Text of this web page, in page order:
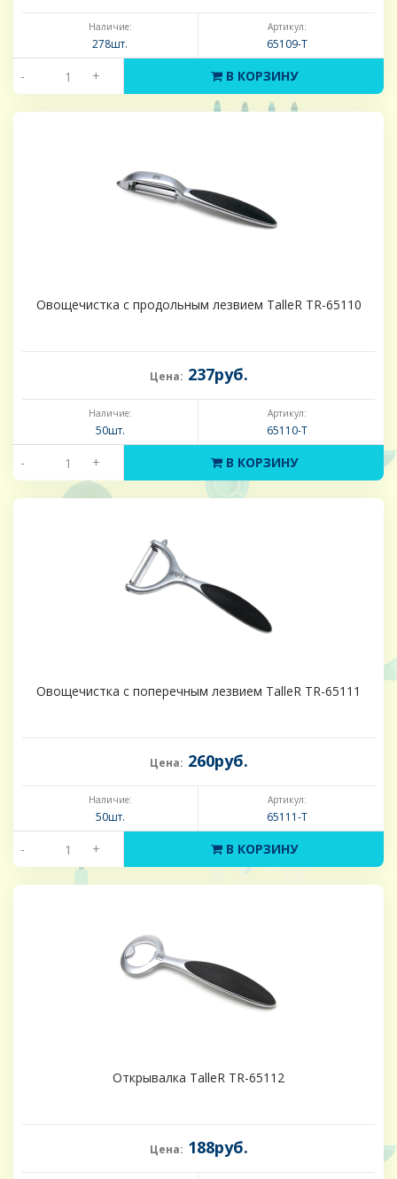
Наличие:
278шт.
Артикул:
65109-Т
- + В КОРЗИНУ
Овощечистка с продольным лезвием TalleR TR-65110
Цена: 237руб.
Наличие:
50шт.
Артикул:
65110-Т
- + В КОРЗИНУ
Овощечистка с поперечным лезвием TalleR TR-65111
Цена: 260руб.
Наличие:
50шт.
Артикул:
65111-Т
- + В КОРЗИНУ
Открывалка TalleR TR-65112
Цена: 188руб.